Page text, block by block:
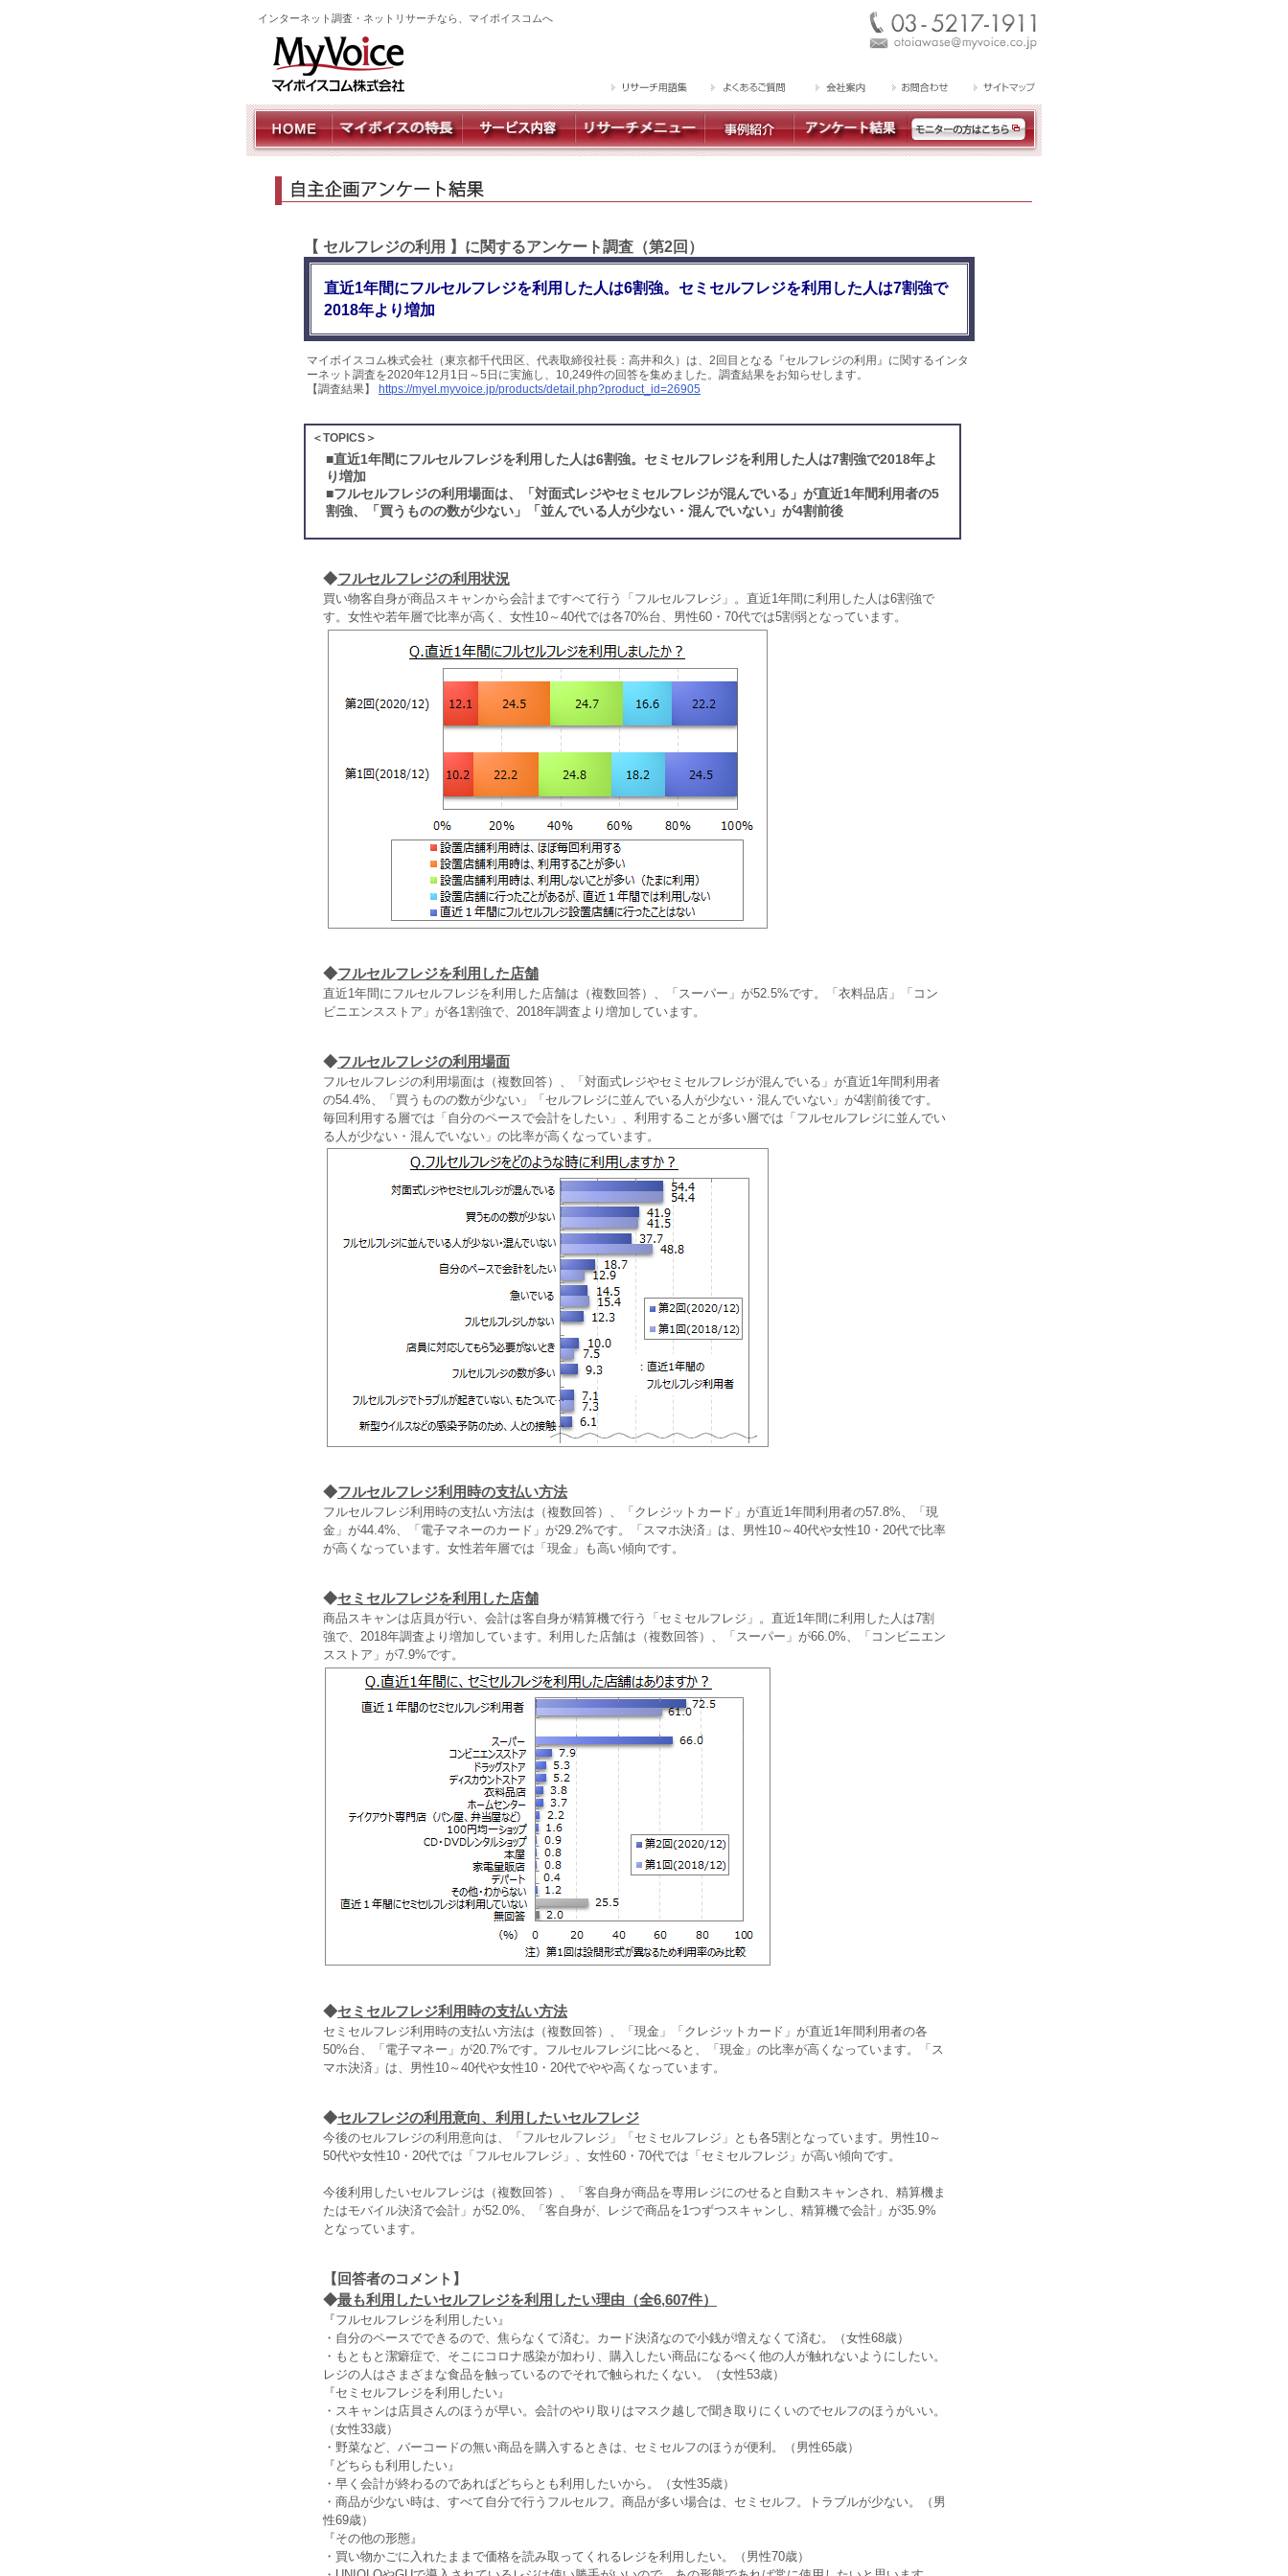
インターネット調査・ネットリサーチなら、マイボイスコムへ
【 セルフレジの利用 】に関するアンケート調査（第2回）
直近1年間にフルセルフレジを利用した人は6割強。セミセルフレジを利用した人は7割強で
2018年より増加
マイボイスコム株式会社（東京都千代田区、代表取締役社長：高井和久）は、2回目となる『セルフレジの利用』に関するインタ
ーネット調査を2020年12月1日～5日に実施し、10,249件の回答を集めました。調査結果をお知らせします。
【調査結果】
https://myel.myvoice.jp/products/detail.php?product_id=26905
＜TOPICS＞
■直近1年間にフルセルフレジを利用した人は6割強。セミセルフレジを利用した人は7割強で2018年よ
り増加
■フルセルフレジの利用場面は、「対面式レジやセミセルフレジが混んでいる」が直近1年間利用者の5
割強、「買うものの数が少ない」「並んでいる人が少ない・混んでいない」が4割前後
◆フルセルフレジの利用状況
買い物客自身が商品スキャンから会計まですべて行う「フルセルフレジ」。直近1年間に利用した人は6割強で
す。女性や若年層で比率が高く、女性10～40代では各70%台、男性60・70代では5割弱となっています。
◆フルセルフレジを利用した店舗
直近1年間にフルセルフレジを利用した店舗は（複数回答）、「スーパー」が52.5%です。「衣料品店」「コン
ビニエンスストア」が各1割強で、2018年調査より増加しています。
◆フルセルフレジの利用場面
フルセルフレジの利用場面は（複数回答）、「対面式レジやセミセルフレジが混んでいる」が直近1年間利用者
の54.4%、「買うものの数が少ない」「セルフレジに並んでいる人が少ない・混んでいない」が4割前後です。
毎回利用する層では「自分のペースで会計をしたい」、利用することが多い層では「フルセルフレジに並んでい
る人が少ない・混んでいない」の比率が高くなっています。
◆フルセルフレジ利用時の支払い方法
フルセルフレジ利用時の支払い方法は（複数回答）、「クレジットカード」が直近1年間利用者の57.8%、「現
金」が44.4%、「電子マネーのカード」が29.2%です。「スマホ決済」は、男性10～40代や女性10・20代で比率
が高くなっています。女性若年層では「現金」も高い傾向です。
◆セミセルフレジを利用した店舗
商品スキャンは店員が行い、会計は客自身が精算機で行う「セミセルフレジ」。直近1年間に利用した人は7割
強で、2018年調査より増加しています。利用した店舗は（複数回答）、「スーパー」が66.0%、「コンビニエン
スストア」が7.9%です。
◆セミセルフレジ利用時の支払い方法
セミセルフレジ利用時の支払い方法は（複数回答）、「現金」「クレジットカード」が直近1年間利用者の各
50%台、「電子マネー」が20.7%です。フルセルフレジに比べると、「現金」の比率が高くなっています。「ス
マホ決済」は、男性10～40代や女性10・20代でやや高くなっています。
◆セルフレジの利用意向、利用したいセルフレジ
今後のセルフレジの利用意向は、「フルセルフレジ」「セミセルフレジ」とも各5割となっています。男性10～
50代や女性10・20代では「フルセルフレジ」、女性60・70代では「セミセルフレジ」が高い傾向です。
今後利用したいセルフレジは（複数回答）、「客自身が商品を専用レジにのせると自動スキャンされ、精算機ま
たはモバイル決済で会計」が52.0%、「客自身が、レジで商品を1つずつスキャンし、精算機で会計」が35.9%
となっています。
【回答者のコメント】
◆最も利用したいセルフレジを利用したい理由（全6,607件）
『フルセルフレジを利用したい』
・自分のペースでできるので、焦らなくて済む。カード決済なので小銭が増えなくて済む。（女性68歳）
・もともと潔癖症で、そこにコロナ感染が加わり、購入したい商品になるべく他の人が触れないようにしたい。
レジの人はさまざまな食品を触っているのでそれで触られたくない。（女性53歳）
『セミセルフレジを利用したい』
・スキャンは店員さんのほうが早い。会計のやり取りはマスク越しで聞き取りにくいのでセルフのほうがいい。
（女性33歳）
・野菜など、バーコードの無い商品を購入するときは、セミセルフのほうが便利。（男性65歳）
『どちらも利用したい』
・早く会計が終わるのであればどちらとも利用したいから。（女性35歳）
・商品が少ない時は、すべて自分で行うフルセルフ。商品が多い場合は、セミセルフ。トラブルが少ない。（男
性69歳）
『その他の形態』
・買い物かごに入れたままで価格を読み取ってくれるレジを利用したい。（男性70歳）